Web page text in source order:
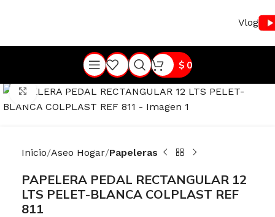
Vlog
$0
Haga Click para agrandar
Inicio Aseo Hogar Papeleras
PAPELERA PEDAL RECTANGULAR 12
LTS PELET-BLANCA COLPLAST REF
811